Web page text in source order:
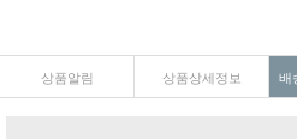
상품알림 상품상세정보 배